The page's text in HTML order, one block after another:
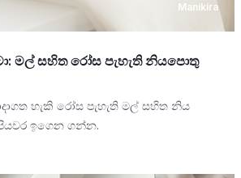
Manikira
මල් සහිත රෝස පැහැති නියපොතු
හැකි රෝස පැහැති මල් සහිත නිය
ඉගෙන ගන්න.